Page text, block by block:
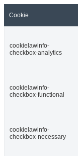
Cookie
cookielawinfo-
checkbox-analytics
cookielawinfo-
checkbox-functional
cookielawinfo-
checkbox-necessary